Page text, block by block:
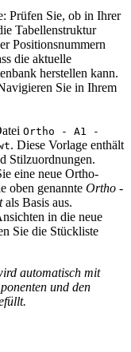
Prüfen Sie, ob in Ihrer
Tabellenstruktur
Positionsnummern
die aktuelle
herstellen kann.
Sie in Ihrem
Ortho - A1 -
. Diese Vorlage enthält
Stilzuordnungen.
eine neue Ortho-
oben genannte Ortho -
als Basis aus.
in die neue
Sie die Stückliste
automatisch mit
und den